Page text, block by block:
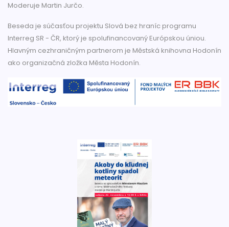
Moderuje Martin Jurčo.
Beseda je súčasťou projektu Slová bez hraníc programu
Interreg SR - ČR, ktorý je spolufinancovaný Európskou úniou.
Hlavným cezhraničným partnerom je Městská knihovna Hodonín
ako organizačná zložka Města Hodonín.